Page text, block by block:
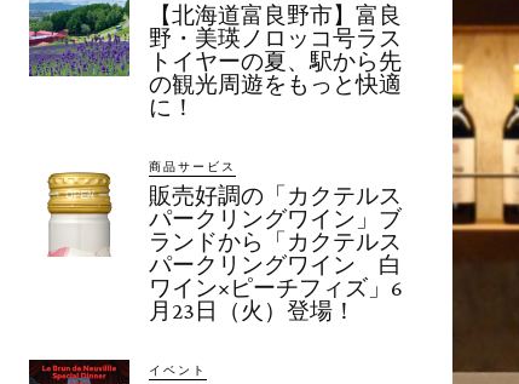
【北海道富良野市】富良
野・美瑛ノロッコ号ラス
トイヤーの夏、駅から先
の観光周遊をもっと快適
に！
商品サービス
販売好調の「カクテルス
パークリングワイン」ブ
ランドから「カクテルス
パークリングワイン 白
ワイン×ピーチフィズ」6
月23日（火）登場！
イベント